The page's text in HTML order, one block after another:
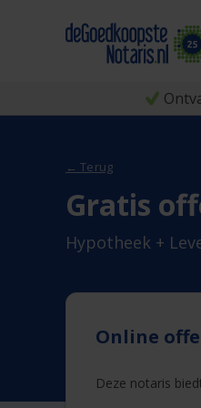
← Terug
Gratis
Hypotheek +
Online
Deze notaris